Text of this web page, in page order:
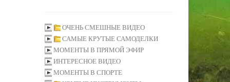
ОЧЕНЬ СМЕШНЫЕ ВИДЕО
САМЫЕ КРУТЫЕ САМОДЕЛКИ
МОМЕНТЫ В ПРЯМОЙ ЭФИР
ИНТЕРЕСНОЕ ВИДЕО
МОМЕНТЫ В СПОРТЕ